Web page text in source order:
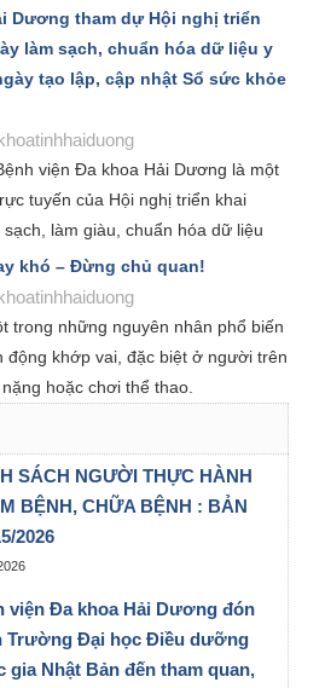
cùng các giảng viên, sinh viên
môn về công tác điều dưỡng
Dương tham dự Hội nghị triển
làm sạch, chuẩn hóa dữ liệu y
tạo lập, cập nhật Sổ sức khỏe
viện Đa khoa Hải Dương là một
tuyến của Hội nghị triển khai
làm giàu, chuẩn hóa dữ liệu
ngành y tế và Chiến dịch 100
sức khỏe điện tử trên ứng dụng
và được Sở Y tế Hải Phòng triển
toàn ngành. Hội nghị được kết nối
địa phương trên cả nước.
khó – Đừng chủ quan!
trong những nguyên nhân phổ biến
động khớp vai, đặc biệt ở người trên
hoặc chơi thể thao.
SÁCH NGƯỜI THỰC HÀNH
BỆNH, CHỮA BỆNH : BẢN
2026
viện Đa khoa Hải Dương đón
Trường Đại học Điều dưỡng
gia Nhật Bản đến tham quan,